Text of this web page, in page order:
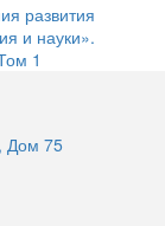
Дом 75